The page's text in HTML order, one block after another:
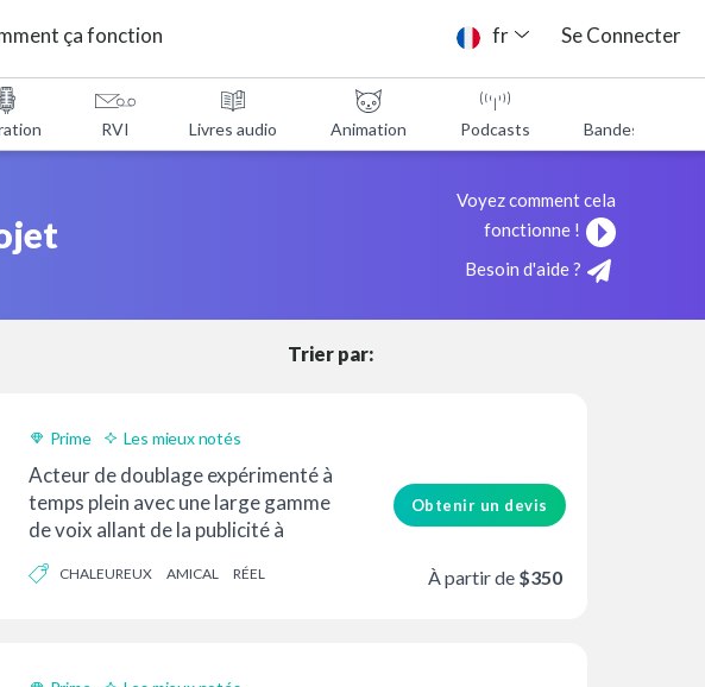
ça fonctionne
de service
fr Se Connecter
RVI Livres audio Animation Podcasts Bandes
Voyez comment cela
fonctionne !
Besoin d'aide ?
Trier par:
Prime Les mieux notés
Acteur de doublage expérimenté à
temps plein avec une large gamme
de voix allant de la publicité à
personnages. Base en scénar...
CHALEUREUX AMICAL RÉEL
Obtenir un devis
À partir de $350